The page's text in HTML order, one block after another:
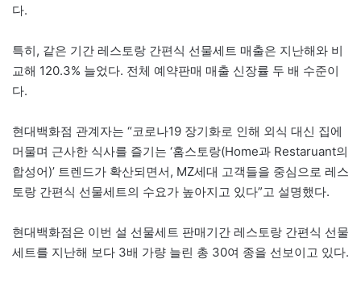
다.
특히, 같은 기간 레스토랑 간편식 선물세트 매출은 지난해와 비
교해 120.3% 늘었다. 전체 예약판매 매출 신장률 두 배 수준이
다.
현대백화점 관계자는 “코로나19 장기화로 인해 외식 대신 집에
머물며 근사한 식사를 즐기는 ‘홈스토랑(Home과 Restaruant의
합성어)’ 트렌드가 확산되면서, MZ세대 고객들을 중심으로 레스
토랑 간편식 선물세트의 수요가 높아지고 있다”고 설명했다.
현대백화점은 이번 설 선물세트 판매기간 레스토랑 간편식 선물
세트를 지난해 보다 3배 가량 늘린 총 30여 종을 선보이고 있다.